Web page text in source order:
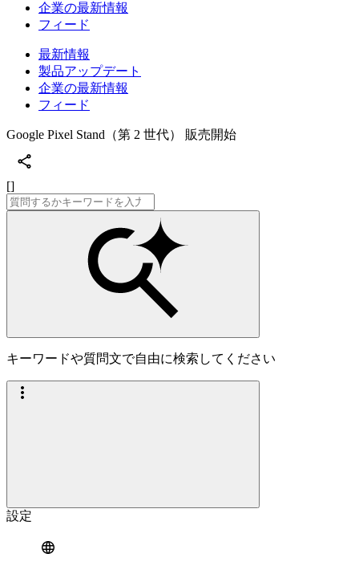
企業の最新情報
フィード
最新情報
製品アップデート
企業の最新情報
フィード
Google Pixel Stand（第 2 世代） 販売開始
[]
キーワードや質問文で自由に検索してください
設定